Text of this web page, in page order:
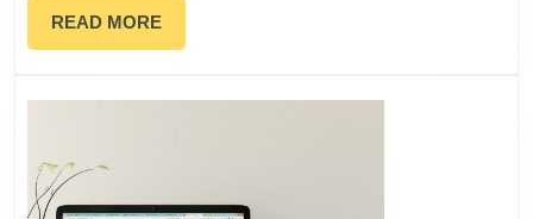
visišką
READ MOREREAD
MORE